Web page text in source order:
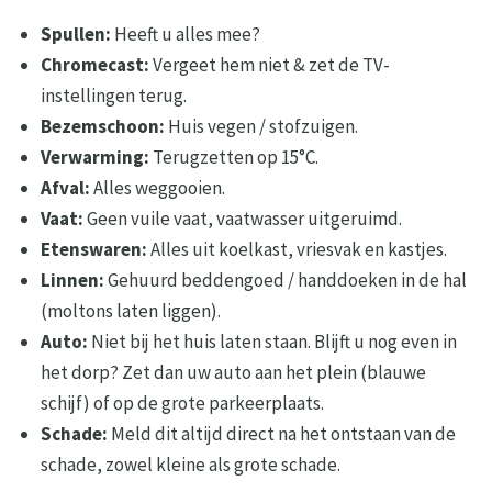
Spullen: Heeft u alles mee?
Chromecast:Vergeet hem niet & zet de TV-
instellingen terug.
Bezemschoon: Huis vegen / stofzuigen.
Verwarming: Terugzetten op 15°C.
Afval:Alles weggooien.
Vaat:Geen vuile vaat, vaatwasser uitgeruimd.
Etenswaren:Alles uit koelkast, vriesvak en kastjes.
Linnen:Gehuurd beddengoed / handdoeken in de hal
(moltons laten liggen).
Auto: Niet bij het huis laten staan. Blijft u nog even in
het dorp? Zet dan uw auto aan het plein (blauwe
schijf) of op de grote parkeerplaats.
Schade: Meld dit altijd direct na het ontstaan van de
schade, zowel kleine als grote schade.